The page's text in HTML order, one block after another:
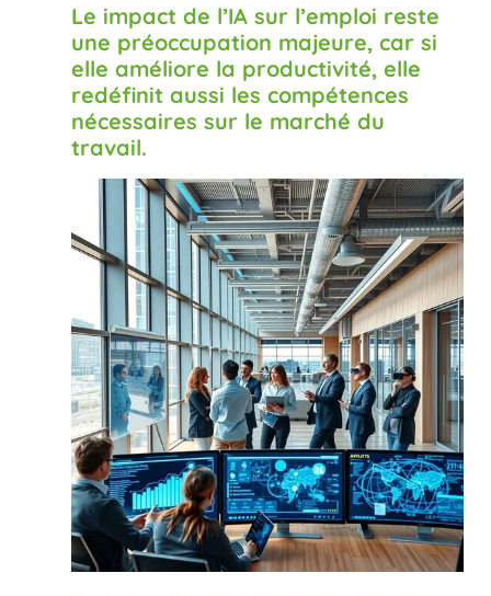
Le impact de l’IA sur l’emploi reste
une préoccupation majeure, car si
elle améliore la productivité, elle
redéfinit aussi les compétences
nécessaires sur le marché du
travail.